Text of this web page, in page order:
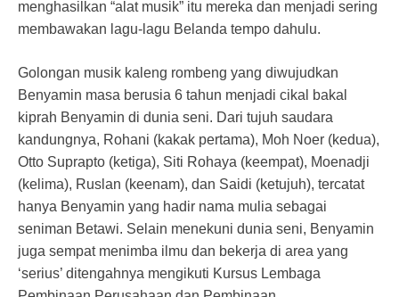
menghasilkan “alat musik” itu mereka dan menjadi sering
membawakan lagu-lagu Belanda tempo dahulu.
Golongan musik kaleng rombeng yang diwujudkan
Benyamin masa berusia 6 tahun menjadi cikal bakal
kiprah Benyamin di dunia seni. Dari tujuh saudara
kandungnya, Rohani (kakak pertama), Moh Noer (kedua),
Otto Suprapto (ketiga), Siti Rohaya (keempat), Moenadji
(kelima), Ruslan (keenam), dan Saidi (ketujuh), tercatat
hanya Benyamin yang hadir nama mulia sebagai
seniman Betawi. Selain menekuni dunia seni, Benyamin
juga sempat menimba ilmu dan bekerja di area yang
‘serius’ ditengahnya mengikuti Kursus Lembaga